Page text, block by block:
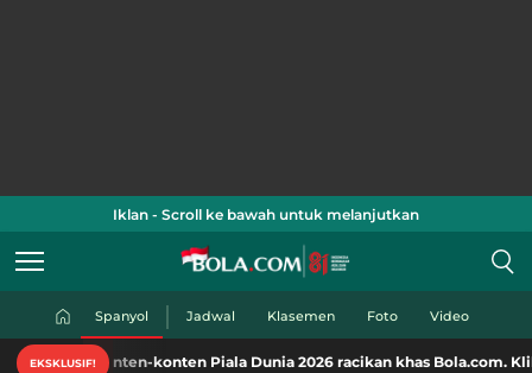
Iklan - Scroll ke bawah untuk melanjutkan
Spanyol Jadwal Klasemen Foto Video
EKSKLUSIF!
konten Piala Dunia 2026 racikan khas Bola.com. Klik di sini!